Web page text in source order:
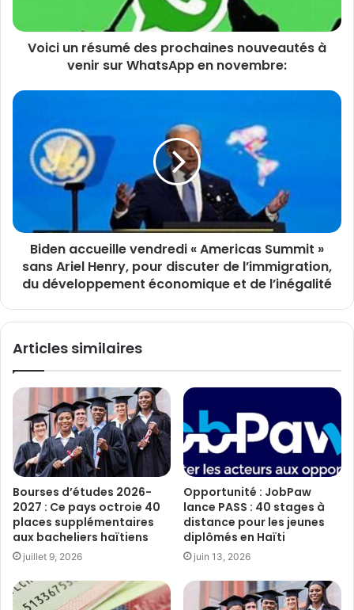
Voici un résumé des prochaines nouveautés à
venir sur WhatsApp en novembre:
Biden accueille vendredi « Americas Summit »
sans Ariel Henry, pour discuter de l’immigration,
du développement économique et de l’inégalité
Articles similaires
Bourses d’études 2026-
2027 : Ce pays octroie 40
places supplémentaires
aux bacheliers haïtiens
juillet 9, 2026
Opportunité : JobPaw
lance PASS : 40 stages à
distance pour les jeunes
diplômés en Haïti
juin 13, 2026